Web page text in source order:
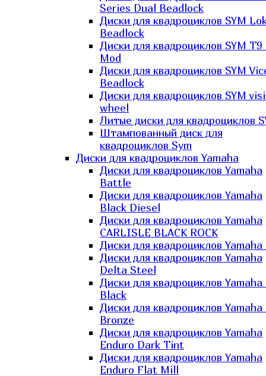
Series Dual Beadlock
Диски для квадроциклов SYM
Beadlock
Диски для квадроциклов SYM T9
Mod
Диски для квадроциклов SYM
Beadlock
Диски для квадроциклов SYM
wheel
Литые диски для квадроциклов
Штампованный диск для
квадроциклов Sym
Диски для квадроциклов Yamaha
Диски для квадроциклов Yamaha
Battle
Диски для квадроциклов Yamaha
Black Diesel
Диски для квадроциклов Yamaha
CARLISLE BLACK ROCK
Диски для квадроциклов Yamaha
Диски для квадроциклов Yamaha
Delta Steel
Диски для квадроциклов
Black
Диски для квадроциклов
Bronze
Диски для квадроциклов Yamaha
Enduro Dark Tint
Диски для квадроциклов Yamaha
Enduro Flat Mill